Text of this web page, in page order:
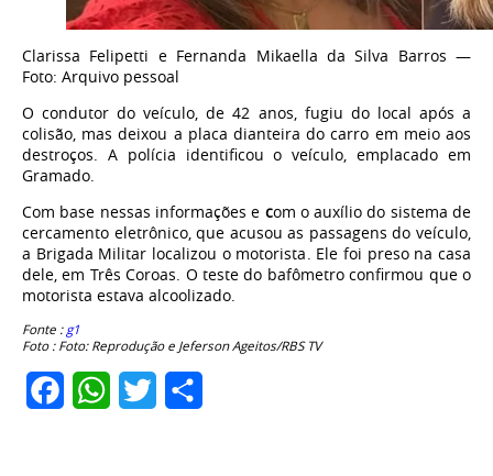
Clarissa Felipetti e Fernanda Mikaella da Silva Barros —
Foto: Arquivo pessoal
Ocondutor do veículo, de 42 anos, fugiu do local após a
colisão, mas deixou a placa dianteira do carro em meio aos
destroços. A polícia identificou o veículo, emplacado em
Gramado.
Com base nessas informações e com o auxílio do sistema de
cercamento eletrônico, que acusou as passagens do veículo,
a Brigada Militar localizou o motorista. Ele foi preso na casa
dele, em Três Coroas. O teste do bafômetro confirmou que o
motorista estava alcoolizado.
Fonte :g1
Foto : Foto: Reprodução e Jeferson Ageitos/RBS TV
FacebookWhatsApp
Twitter